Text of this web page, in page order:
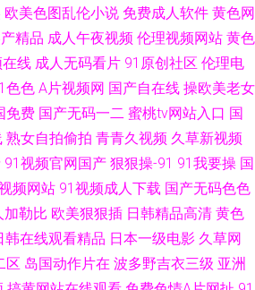
欧美色图乱伦小说 免费成人软件 黄色网
精品 成人午夜视频 伦理视频网站 黄色
线 成人无码看片 91原创社区 伦理电
色色 A片视频网 国产自在线 操欧美老女
免费 国产无码一二 蜜桃tv网站入口 国
熟女自拍偷拍 青青久视频 久草新视频
91视频官网国产 狠狠操-91 91我要操 国
频网站 91视频成人下载 国产无码色色
加勒比 欧美狠狠插 日韩精品高清 黄色
韩在线观看精品 日本一级电影 久草网
区 岛国动作片在 波多野吉衣三级 亚洲